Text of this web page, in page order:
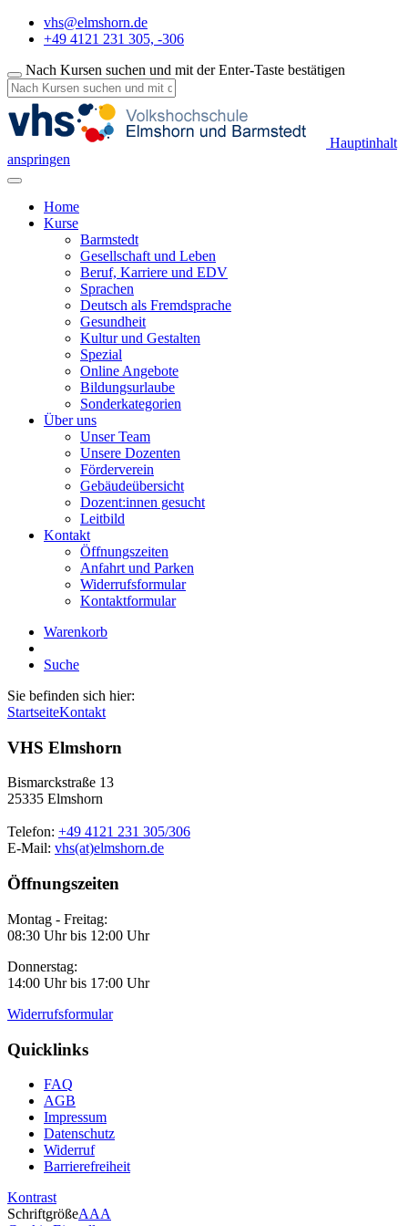
vhs@elmshorn.de
+49 4121 231 305, -306
Nach Kursen suchen und mit der Enter-Taste bestätigen
Hauptinhalt
anspringen
Home
Kurse
Barmstedt
Gesellschaft und Leben
Beruf, Karriere und EDV
Sprachen
Deutsch als Fremdsprache
Gesundheit
Kultur und Gestalten
Spezial
Online Angebote
Bildungsurlaube
Sonderkategorien
Über uns
Unser Team
Unsere Dozenten
Förderverein
Gebäudeübersicht
Dozent:innen gesucht
Leitbild
Kontakt
Öffnungszeiten
Anfahrt und Parken
Widerrufsformular
Kontaktformular
Warenkorb
Suche
Sie befinden sich hier:
StartseiteKontakt
VHS Elmshorn
Bismarckstraße 13
25335 Elmshorn
Telefon: +49 4121 231 305/306
E-Mail: vhs(at)elmshorn.de
Öffnungszeiten
Montag - Freitag:
08:30 Uhr bis 12:00 Uhr
Donnerstag:
14:00 Uhr bis 17:00 Uhr
Widerrufsformular
Quicklinks
FAQ
AGB
Impressum
Datenschutz
Widerruf
Barrierefreiheit
Kontrast
SchriftgrößeAAA